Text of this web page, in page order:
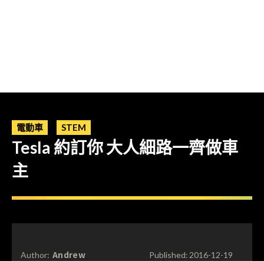
電動車 STEM
Tesla 約訂你 大人細路一齊做車
主
Author: Andrew Published:2016-12-19